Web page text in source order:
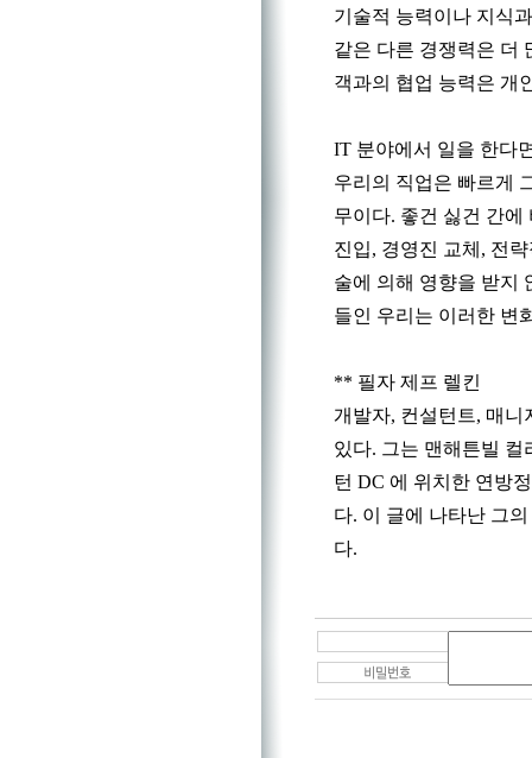
기술적 능력이나 지식
같은 다른 경쟁력은 더
객과의 협업 능력은 개
IT 분야에서 일을 한다
우리의 직업은 빠르게
무이다. 좋건 싫건 간
진입, 경영진 교체, 전
술에 의해 영향을 받지
들인 우리는 이러한 변
** 필자 제프 렐킨
개발자, 컨설턴트, 매니
있다. 그는 맨해튼빌
턴 DC 에 위치한 연방
다. 이 글에 나타난 그
다.